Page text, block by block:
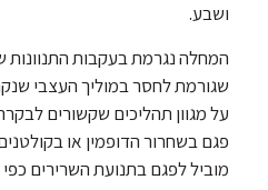
ושבע.
המחלה נגרמת בעקבות התנוונות
שגורמת לחסר במוליך העצבי
על מגוון תהליכים שקשורים
פגם בשחרור הדופמין או
מוביל לפגם בתנועת השרירים